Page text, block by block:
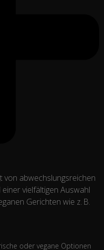
von abwechslungsreichen
vielfältigen Auswahl
Gerichten wie z. B.
oder vegane Optionen